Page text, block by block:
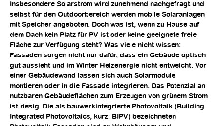
Insbesondere Solarstrom wird zunehmend nachgefragt und
selbst für den Outdoorbereich werden mobile Solaranlagen
mit Speicher angeboten. Doch was ist, wenn zu Hause auf
dem Dach kein Platz für PV ist oder keine geeignete freie
Fläche zur Verfügung steht? Was viele nicht wissen:
Fassaden sorgen nicht nur dafür, dass ein Gebäude optisch
gut aussieht und im Winter Heizenergie nicht entweicht. Vor
einer Gebäudewand lassen sich auch Solarmodule
montieren oder in die Fassade integrieren. Das Potenzial an
nutzbaren Gebäudeflächen zum Erzeugen von grünem Strom
ist riesig. Die als bauwerkintegrierte Photovoltaik (Building
Integrated Photovoltaics, kurz: BIPV) bezeichneten